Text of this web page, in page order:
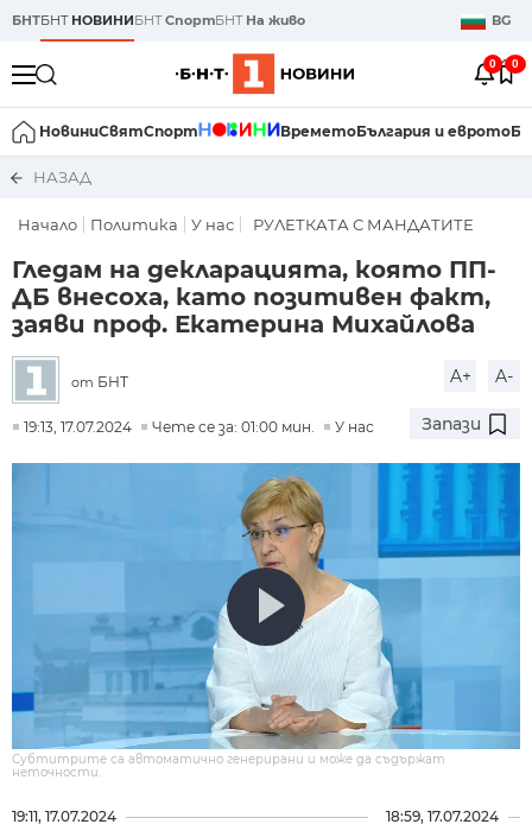
БНТБНТ НОВИНИБНТСпортБНТ На живо BG
0 0
НовиниСвятСпорт ВреметоБългария и еврото
НАЗАД
Начало Политика У нас РУЛЕТКАТА С МАНДАТИТЕ
Гледам на декларацията, която ПП-
ДБ внесоха, като позитивен факт,
заяви проф. Екатерина Михайлова
от БНТ A+ A-
19:13, 17.07.2024 Чете се за: 01:00 мин. У нас Запази
Субтитрите са автоматично генерирани и може да съдържат
неточности.
19:11, 17.07.2024 18:59, 17.07.2024